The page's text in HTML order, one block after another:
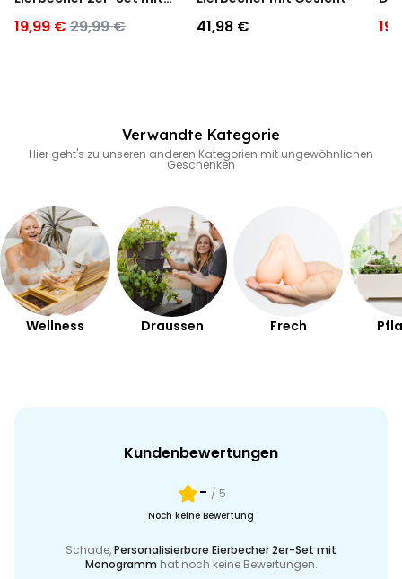
Gesicht
19,99 € 29,99 € 41,98 €
Verwandte Kategorie
Hier geht's zu unseren anderen Kategorien mit ungewöhnlichen
Geschenken
Wellness Draussen Frech
Kundenbewertungen
- / 5
Noch keine Bewertung
Schade,Personalisierbare Eierbecher 2er-Set mit
Monogramm hat noch keine Bewertungen.